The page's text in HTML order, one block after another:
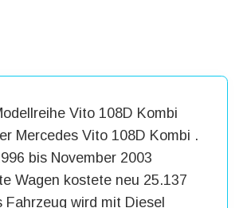
Vito 108D Kombi
Mercedes Vito 108D Kombi .
bis November 2003
Wagen kostete neu 25.137
Fahrzeug wird mit Diesel